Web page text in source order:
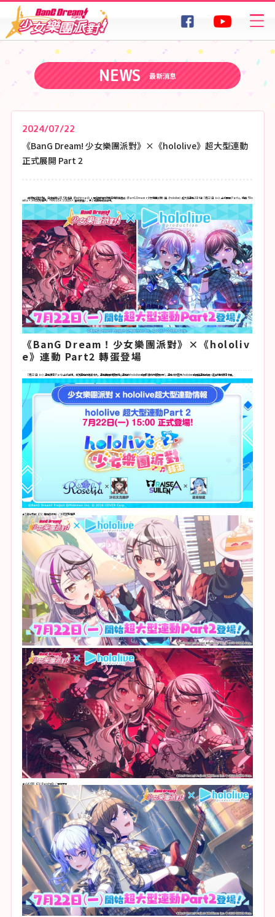
MUSIC
歌曲
SPECIAL
特集
NEWS 最新消息
2024/07/22
《BanG Dream! 少女樂團派對》×《hololive》超大型連動
正式展開 Part 2
由移動怪獸代理，日本娛樂公司「武士道（Bushiroad）」開發製作的手機音樂節奏遊戲《BanG Dream！少女樂團派對》與《hololive》超大型連動 2024 年 7 月 22 日（一）正式展開 Part 2，將由「Ro
selia× 沙花叉克蘿伊」「RAISE A SUILEN× 星街彗星」，共 2 組連動組合登場。
《BanG Dream！少女樂團派對》×《hololiv
e》連動 Part2 轉蛋登場
7 月 22 日（一）連動限定 Part2 正式登場，本次連動的轉蛋卡片，連動團員的服裝將以連動的 hololive 成員形象作為服裝設計，連動卡片皆為 holoive 成員與連動成員一起登場的限定卡面。
★5 湊友希那（CV: 相羽亞衣奈）/ 沙花叉克蘿伊
★5 LAYER（CV: Raychell）/ 星街彗星